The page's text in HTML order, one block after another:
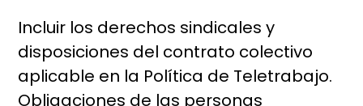
Incluir los derechos sindicales y
disposiciones del contrato colectivo
aplicable en la Política de Teletrabajo.
Obligaciones de las personas